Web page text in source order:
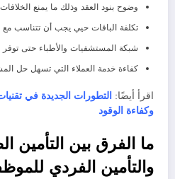
وضوح بنود العقد وذلك ما يمنع
تكلفة الباقات حيي يجب أن تتناسب مع
شبكة المستشفيات والأطباء حتى توفر
كفاءة خدمة العملاء التي تسهل حل
اقرأ أيضًا:
وكفاءة الوقود
ما الفرق بين التأمين
والتأمين الفردي